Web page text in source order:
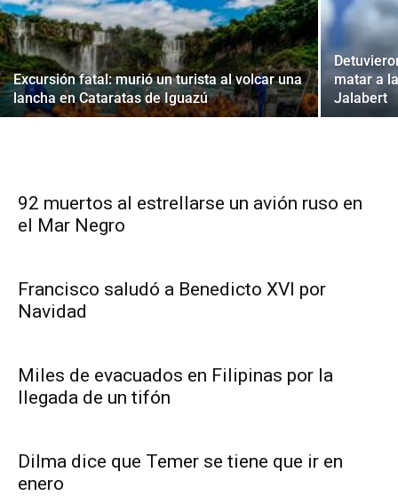
Excursión fatal: murió un turista al volcar una
lancha en Cataratas de Iguazú
matar a
Jalabert
92 muertos al estrellarse un avión ruso en
el Mar Negro
Francisco saludó a Benedicto XVI por
Navidad
Miles de evacuados en Filipinas por la
llegada de un tifón
Dilma dice que Temer se tiene que ir en
enero